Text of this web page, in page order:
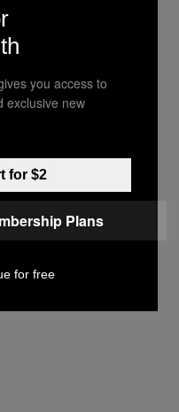
you access to
exclusive new
for $2
Plans
for free